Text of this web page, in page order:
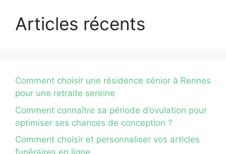
Articles récents
Comment choisir une résidence sénior à Rennes
pour une retraite sereine
Comment connaître sa période d’ovulation pour
optimiser ses chances de conception ?
Comment choisir et personnaliser vos articles